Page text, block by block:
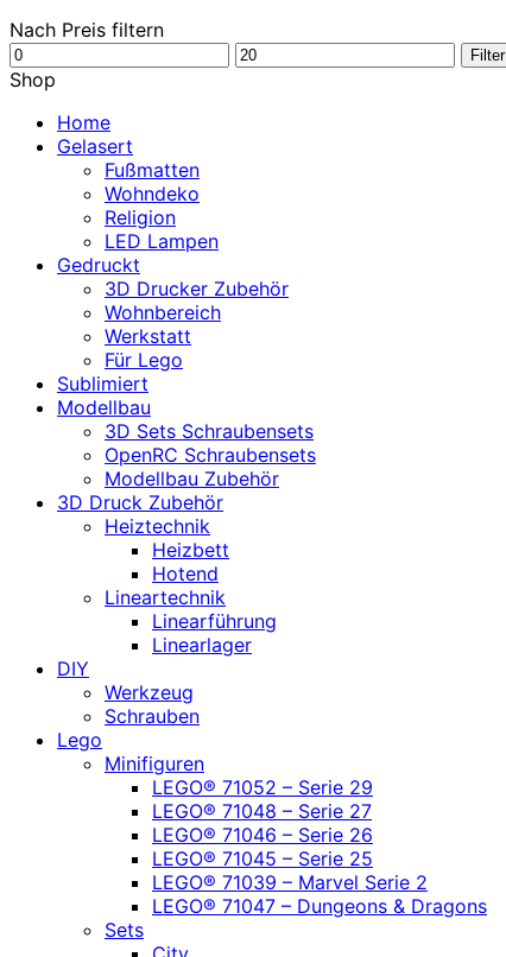
Nach Preis filtern
Min.
Preis
Max.
Filter
Shop
Home
Gelasert
Fußmatten
Wohndeko
Religion
LED Lampen
Gedruckt
3D Drucker Zubehör
Wohnbereich
Werkstatt
Für Lego
Sublimiert
Modellbau
3D Sets Schraubensets
OpenRC Schraubensets
Modellbau Zubehör
3D Druck Zubehör
Heiztechnik
Heizbett
Hotend
Lineartechnik
Linearführung
Linearlager
DIY
Werkzeug
Schrauben
Lego
Minifiguren
LEGO® 71052 – Serie 29
LEGO® 71048 – Serie 27
LEGO® 71046 – Serie 26
LEGO® 71045 – Serie 25
LEGO® 71039 – Marvel Serie 2
LEGO® 71047 – Dungeons & Dragons
Sets